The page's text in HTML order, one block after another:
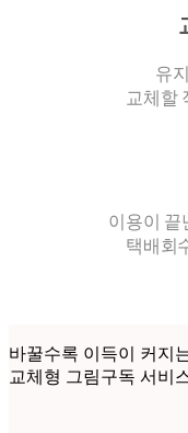
유
교체할
이용이 끝
택배회
바꿀수록 이득이 커지
교체형 그림구독 서비